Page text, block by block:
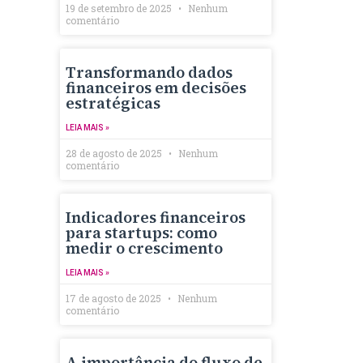
19 de setembro de 2025
Nenhum
comentário
Transformando dados
financeiros em decisões
estratégicas
LEIA MAIS »
28 de agosto de 2025
Nenhum
comentário
Indicadores financeiros
para startups: como
medir o crescimento
LEIA MAIS »
17 de agosto de 2025
Nenhum
comentário